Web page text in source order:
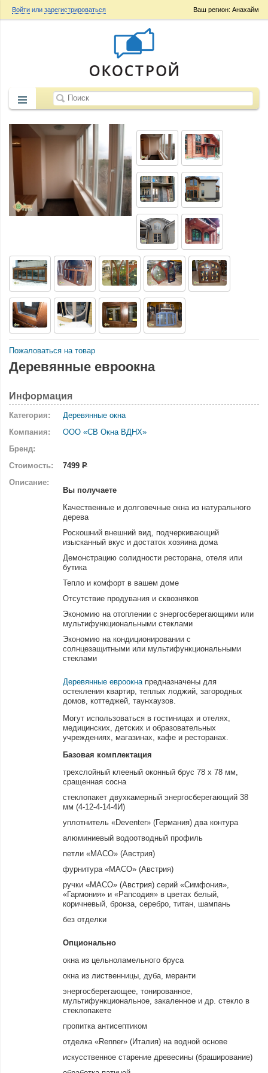
Ваш регион: Анахайм
Войти или зарегистрироваться
Пожаловаться на товар
Деревянные евроокна
Информация
Категория:
Деревянные окна
Компания:
ООО «СВ Окна ВДНХ»
Бренд:
Стоимость:
7499 Р
Описание:
Вы получаете
Качественные и долговечные окна из натурального
дерева
Роскошний внешний вид, подчеркивающий
изысканный вкус и достаток хозяина дома
Демонстрацию солидности ресторана, отеля или
бутика
Тепло и комфорт в вашем доме
Отсутствие продувания и сквозняков
Экономию на отоплении с энергосберегающими или
мультифункциональными стеклами
Экономию на кондиционировании с
солнцезащитными или мультифункциональными
стеклами
Деревянные евроокнапредназначены для
остекления квартир, теплых лоджий, загородных
домов, коттеджей, таунхаузов.
Могут использоваться в гостиницах и отелях,
медицинских, детских и образовательных
учреждениях, магазинах, кафе и ресторанах.
Базовая комплектация
трехслойный клееный оконный брус 78 х 78 мм,
сращенная сосна
стеклопакет двухкамерный энергосберегающий 38
мм (4-12-4-14-4И)
уплотнитель «Deventer» (Германия) два контура
алюминиевый водоотводный профиль
петли «MACO» (Австрия)
фурнитура «MACO» (Австрия)
ручки «MACO» (Австрия) серий «Симфония»,
«Гармония» и «Рапсодия» в цветах белый,
коричневый, бронза, серебро, титан, шампань
без отделки
Опционально
окна из цельноламельного бруса
окна из лиственницы, дуба, меранти
энергосберегающее, тонированное,
мультифункциональное, закаленное и др. стекло в
стеклопакете
пропитка антисептиком
отделка «Renner» (Италия) на водной основе
искусственное старение древесины (браширование)